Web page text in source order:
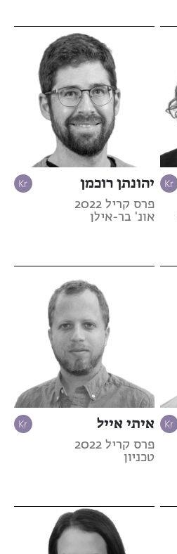
יהונתן רוכמן
פרס קריל 2022
אונ' בר-אילן
איתי אייל
פרס קריל 2022
טכניון